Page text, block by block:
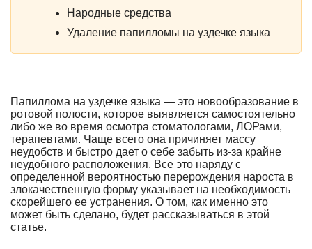
Народные средства
Удаление папилломы на уздечке языка
Папиллома на уздечке языка — это новообразование в
ротовой полости, которое выявляется самостоятельно
либо же во время осмотра стоматологами, ЛОРами,
терапевтами. Чаще всего она причиняет массу
неудобств и быстро дает о себе забыть из-за крайне
неудобного расположения. Все это наряду с
определенной вероятностью перерождения нароста в
злокачественную форму указывает на необходимость
скорейшего ее устранения. О том, как именно это
может быть сделано, будет рассказываться в этой
статье.